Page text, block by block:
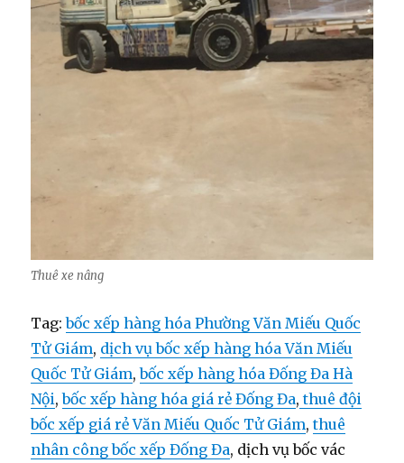
Thuê xe nâng
Tag:bốc xếp hàng hóa Phường Văn Miếu Quốc
Tử Giám, dịch vụ bốc xếp hàng hóa Văn Miếu
Quốc Tử Giám,bốc xếp hàng hóa Đống Đa Hà
Nội,bốc xếp hàng hóa giá rẻ Đống Đa, thuê đội
bốc xếp giá rẻ Văn Miếu Quốc Tử Giám,thuê
nhân công bốc xếp Đống Đa, dịch vụ bốc vác